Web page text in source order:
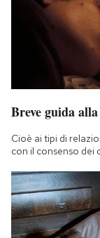
Breve guida
Cioè ai tipi di
con il consenso dei